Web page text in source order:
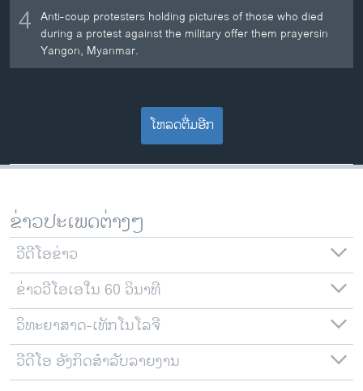
4 Anti-coup protesters holding pictures of those who died
during a protest against the military offer them prayersin
Yangon, Myanmar.
ໂຫລດຕື່ມອີກ
ຂ່າວປະເພດຕ່າງໆ
ວີດີໂອຂ່າວ
ຂ່າວວີໂອເອໃນ 60 ວິນາທີ
ວິທະຍາສາດ-ເທັກໂນໂລຈີ
ວີດີໂອ ອັງກິດສຳລັບລາຍງານ